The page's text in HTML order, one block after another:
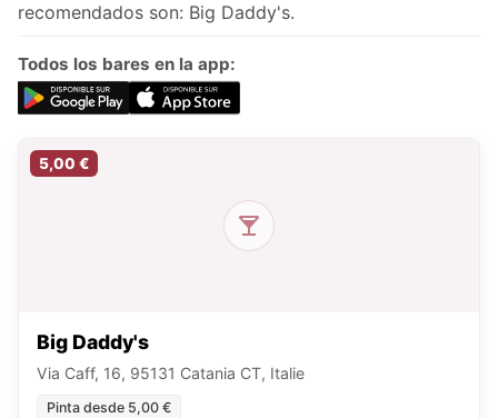
recomendados son: Big Daddy's.
Todos los bares en la app:
5,00 €
Big Daddy's
Via Caff, 16, 95131 Catania CT, Italie
Pinta desde 5,00 €